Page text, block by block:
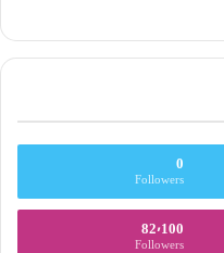
0
Followers
82٬100
Followers